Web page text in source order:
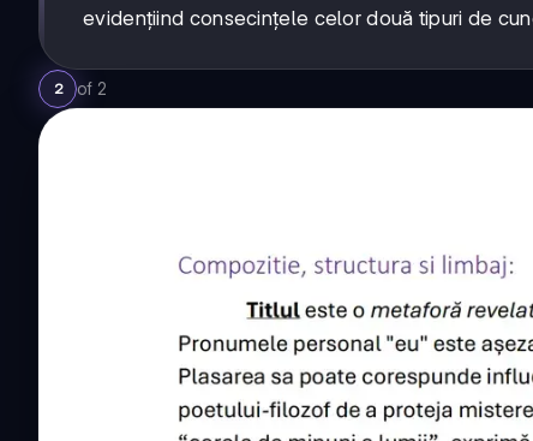
evidențiind consecințele celor două tipuri de
2 of 2